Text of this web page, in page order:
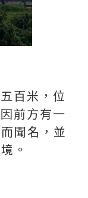
百米，位
前方有一
聞名，並
。